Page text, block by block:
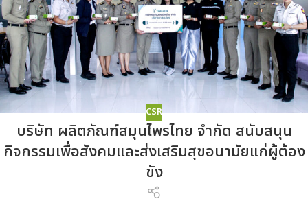
CSR
บริษัท ผลิตภัณฑ์สมุนไพรไทย จำกัด สนับสนุน
กิจกรรมเพื่อสังคมและส่งเสริมสุขอนามัยแก่ผู้ต้อง
ขัง